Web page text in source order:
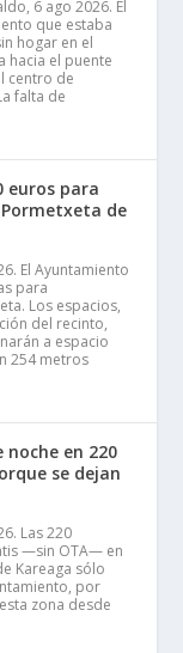
6 ago 2026. El
que estaba
hogar en el
hacia el puente
centro de
falta de
euros para
de
El Ayuntamiento
para
Los espacios,
del recinto,
a espacio
254 metros
en 220
se dejan
Las 220
—sin OTA— en
Kareaga sólo
por
zona desde